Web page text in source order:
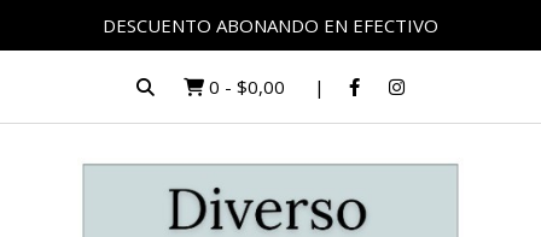
DESCUENTO ABONANDO EN EFECTIVO
0 - $0,00